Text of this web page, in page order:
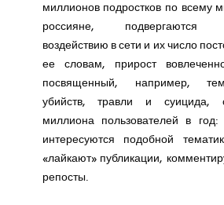
миллионов подростков по всему
россияне, подвергаются
воздействию в сети и их число
ее словам, прирост
посвященный, например,
убийств, травли и суицида,
миллиона пользователей в
интересуются подобной
«лайкают» публикации,
репосты.